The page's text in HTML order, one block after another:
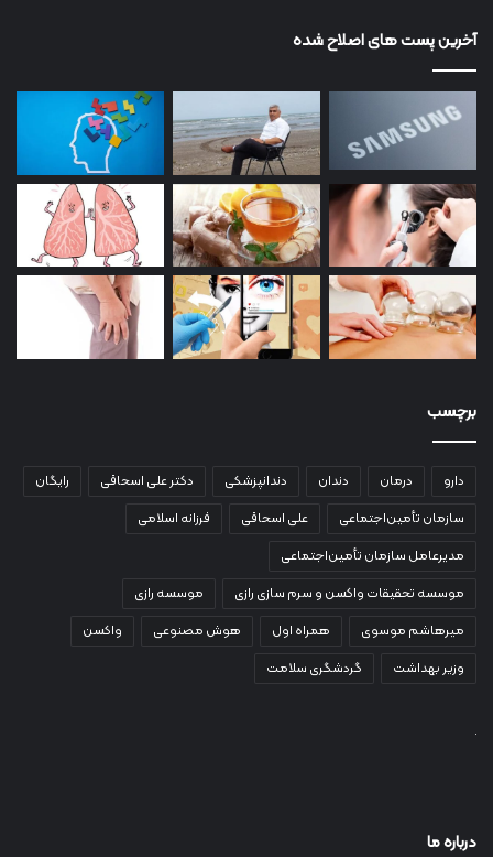
آخرین پست های اصلاح شده
برچسب
دارو درمان دندان دندانپزشکی دکتر علی اسحاقی
رایگان
سازمان تأمین‌اجتماعی
علی اسحاقی
فرزانه اسلامی
مدیرعامل سازمان تأمین‌اجتماعی
موسسه تحقیقات واکسن و سرم سازی رازی
موسسه رازی
میرهاشم موسوی
همراه اول هوش مصنوعی
واکسن
وزیر بهداشت
گردشگری سلامت
درباره ما